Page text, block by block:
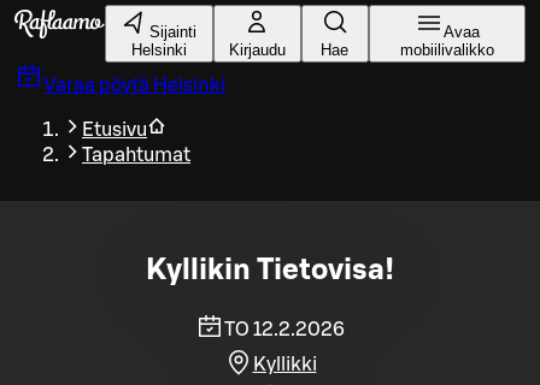
Siirry pääsisältöön
Sijainti
Helsinki
Kirjaudu Hae
Avaa
mobiilivalikko
Varaa pöytä Helsinki
Etusivu
Tapahtumat
Kyllikin Tietovisa!
TO 12.2.2026
Kyllikki